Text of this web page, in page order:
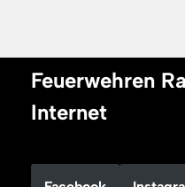
Feuerwehren
Internet